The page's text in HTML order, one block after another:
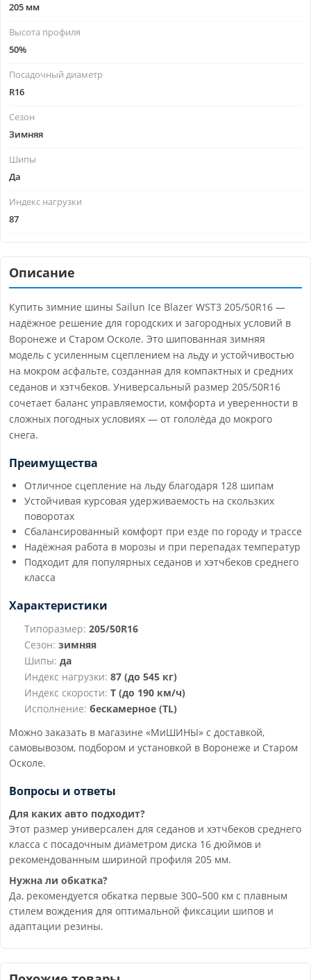
205 мм
Высота профиля
50%
Посадочный диаметр
R16
Сезон
Зимняя
Шипы
Да
Индекс нагрузки
87
Описание
Купить зимние шины Sailun Ice Blazer WST3 205/50R16 —
надёжное решение для городских и загородных условий в
Воронеже и Старом Осколе. Это шипованная зимняя
модель с усиленным сцеплением на льду и устойчивостью
на мокром асфальте, созданная для компактных и средних
седанов и хэтчбеков. Универсальный размер 205/50R16
сочетает баланс управляемости, комфорта и уверенности в
сложных погодных условиях — от гололёда до мокрого
снега.
Преимущества
Отличное сцепление на льду благодаря 128 шипам
Устойчивая курсовая удерживаемость на скользких
поворотах
Сбалансированный комфорт при езде по городу и трассе
Надёжная работа в морозы и при перепадах температур
Подходит для популярных седанов и хэтчбеков среднего
класса
Характеристики
Типоразмер: 205/50R16
Сезон: зимняя
Шипы: да
Индекс нагрузки: 87 (до 545 кг)
Индекс скорости: T (до 190 км/ч)
Исполнение: бескамерное (TL)
Можно заказать в магазине «МиШИНЫ» с доставкой,
самовывозом, подбором и установкой в Воронеже и Старом
Осколе.
Вопросы и ответы
Для каких авто подходит?
Этот размер универсален для седанов и хэтчбеков среднего
класса с посадочным диаметром диска 16 дюймов и
рекомендованным шириной профиля 205 мм.
Нужна ли обкатка?
Да, рекомендуется обкатка первые 300–500 км с плавным
стилем вождения для оптимальной фиксации шипов и
адаптации резины.